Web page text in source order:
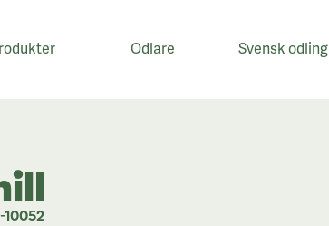
Odlare Svensk odling
10052